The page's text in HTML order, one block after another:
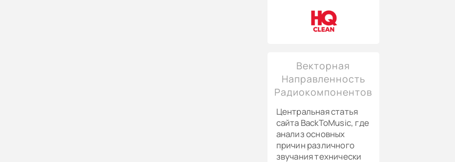
Векторная
Направленность
Радиокомпонентов
Центральная статья
сайта BackToMusic, где
анализ основных
причин различного
звучания технически